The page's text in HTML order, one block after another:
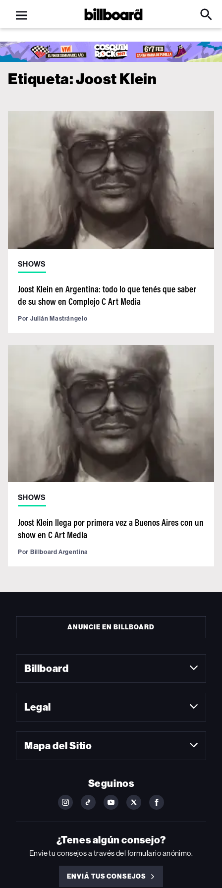
Open
menu
Billboard
Click
Input
Etiqueta:Joost Klein
SHOWS
Joost Klein en Argentina: todo lo que tenés que saber
de su show en Complejo C Art Media
Por Julián Mastrángelo
SHOWS
Joost Klein llega por primera vez a Buenos Aires con un
show en C Art Media
Por Billboard Argentina
ANUNCIE EN BILLBOARD
Billboard
Legal
Mapa del Sitio
Seguinos
FOLLOW
ON
INSTAGRAM
FOLLOW
ON
YOUTUBE
FOLLOW
ON
YOUTUBE
FOLLOW
ON
FOLLOW
ON
FACEBOOK
¿Tenes algún consejo?
Envíe tu consejos a través del formulario anónimo.
ENVIÁ TUS CONSEJOS
ENVIÁ